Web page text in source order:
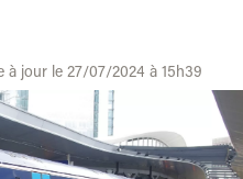
à jour le 27/07/2024 à 15h39